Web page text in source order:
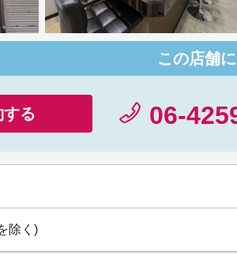
この店舗
る 06-
除く)